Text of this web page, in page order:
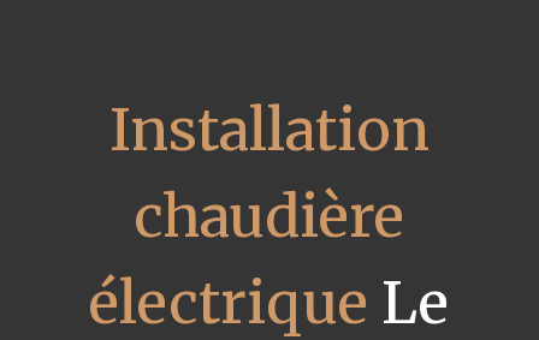
Installation
chaudière
électrique Le